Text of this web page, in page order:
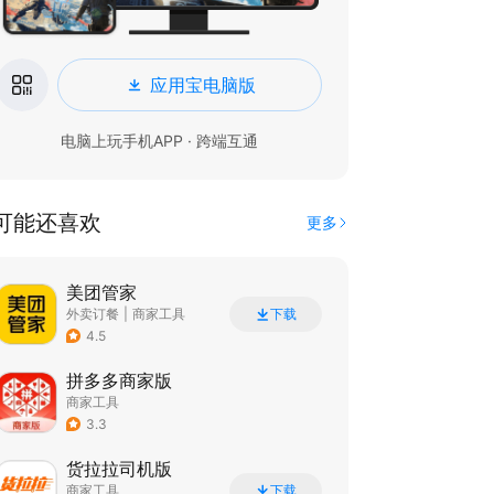
应用宝电脑版
电脑上玩手机APP · 跨端互通
能还喜欢 更多
美团管家
外卖订餐
商家工具
4.5
下载
拼多多商家版
商家工具
3.3
货拉拉司机版
商家工具 下载